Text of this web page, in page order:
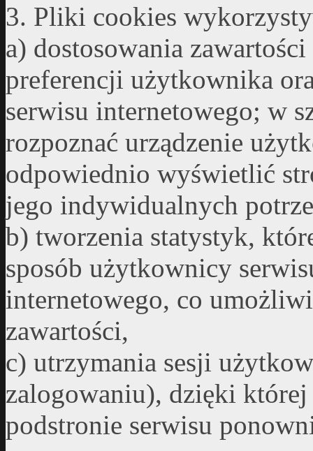
3. Pliki cookies
a) dostosowania
preferencji użytkownika
serwisu internetowego; w
rozpoznać urządzenie
odpowiednio wyświetlić
jego indywidualnych
b) tworzenia statystyk,
sposób użytkownicy
internetowego, co
zawartości,
c) utrzymania sesji
zalogowaniu), dzięki
podstronie serwisu